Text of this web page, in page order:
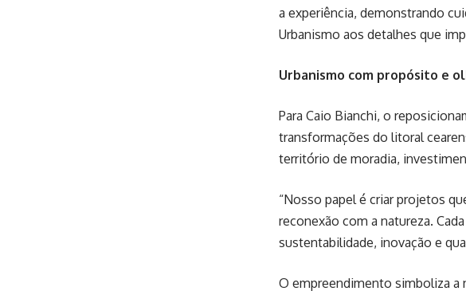
a experiência, demonstrando
Urbanismo aos detalhes que
Urbanismo com propósito e
Para Caio Bianchi, o
transformações do litoral
território de moradia,
“Nosso papel é criar projetos
reconexão com a natureza.
sustentabilidade, inovação e
O empreendimento simboliza a